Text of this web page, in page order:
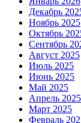
Декабрь
Ноябрь 2025
Октябрь
Сентябрь
Август 2025
Июль 2025
Июнь 2025
Май 2025
Апрель 2025
Март 2025
Февраль